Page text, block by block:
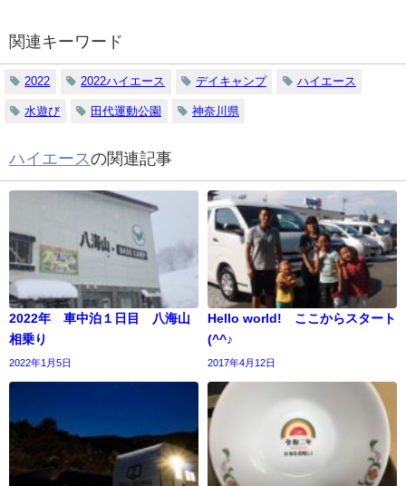
関連キーワード
2022 2022ハイエース デイキャンプ ハイエース
水遊び 田代運動公園 神奈川県
ハイエースの関連記事
2022年 車中泊１日目 八海山
相乗り
2022年1月5日
Hello world! ここからスタート
(^^♪
2017年4月12日